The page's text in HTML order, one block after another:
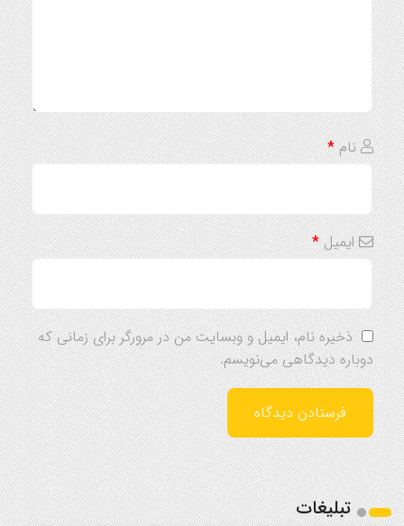
نام*
ایمیل*
ذخیره نام، ایمیل و وبسایت من در مرورگر برای زمانی که
دوباره دیدگاهی می‌نویسم.
تبلیغات